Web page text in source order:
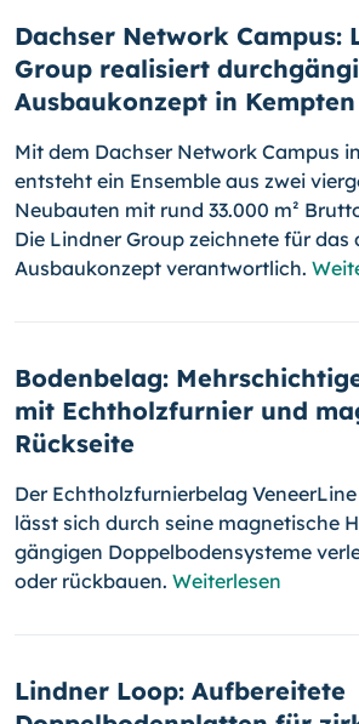
Dachser Network Campus:
Group realisiert
Ausbaukonzept in Kempten
Mit dem Dachser Network Campus
entsteht ein Ensemble aus zwei
Neubauten mit rund 33.000 m²
Die Lindner Group zeichnete für
Ausbaukonzept verantwortlich.
Bodenbelag:
mit Echtholzfurnier und
Rückseite
Der Echtholzfurnierbelag
lässt sich durch seine magnetische
gängigen Doppelbodensysteme
oder rückbauen. Weiterlesen
Lindner Loop: Aufbereitete